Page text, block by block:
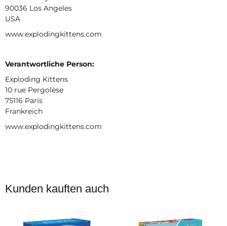
90036 Los Angeles
USA
www.explodingkittens.com
Verantwortliche Person:
Exploding Kittens
10 rue Pergolèse
75116 Paris
Frankreich
www.explodingkittens.com
Kunden kauften auch